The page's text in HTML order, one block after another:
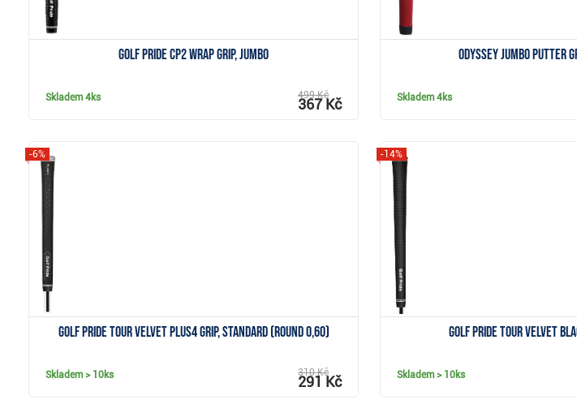
Golf Pride CP2 Wrap grip, Jumbo
Skladem4ks 499 Kč
367 Kč
Odyssey Jumbo putter
Skladem4ks
Golf Pride Tour Velvet PLUS4 grip, Standard (Round 0,60)
-6%
Skladem> 10ks 310 Kč
291 Kč
Golf Pride Tour Velvet
-14%
Skladem> 10ks